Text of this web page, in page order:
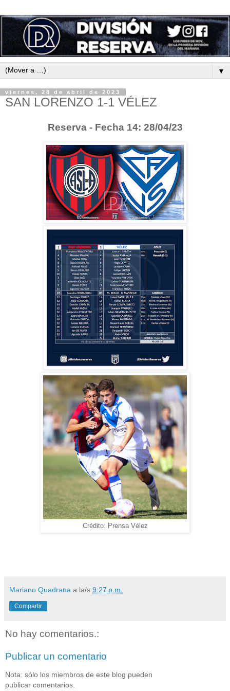
▼
viernes, 28 de abril de 2023
SAN LORENZO 1-1 VÉLEZ
Reserva - Fecha 14: 28/04/23
Crédito: Prensa Vélez
Mariano Quadrana a la/s 9:27 p.m.
Compartir
No hay comentarios.:
Publicar un comentario
Nota: sólo los miembros de este blog pueden
publicar comentarios.